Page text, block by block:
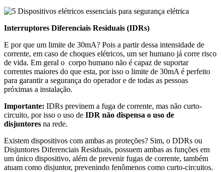
Interruptores Diferenciais Residuais (IDRs)
E por que um limite de 30mA? Pois a partir dessa intensidade de
corrente, em caso de choques elétricos, um ser humano já corre risco
de vida. Em geral o corpo humano não é capaz de suportar
correntes maiores do que esta, por isso o limite de 30mA é perfeito
para garantir a segurança do operador e de todas as pessoas
próximas a instalação.
Importante: IDRs previnem a fuga de corrente, mas não curto-
circuito, por isso o uso de IDR não dispensa o uso de
disjuntores na rede.
Existem dispositivos com ambas as proteções? Sim, o DDRs ou
Disjuntores Diferenciais Residuais, possuem ambas as funções em
um único dispositivo, além de prevenir fugas de corrente, também
atuam como disjuntor, prevenindo fenômenos como curto-circuitos.